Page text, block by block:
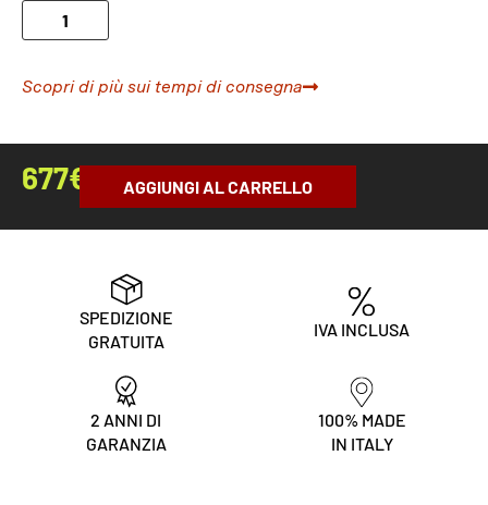
Scopri di più sui tempi di consegna
677€ AGGIUNGI AL CARRELLO
SPEDIZIONE
GRATUITA
IVA INCLUSA
2 ANNI DI
GARANZIA
100% MADE
IN ITALY